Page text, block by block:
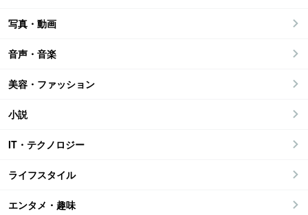
写真・動画
音声・音楽
美容・ファッション
小説
IT・テクノロジー
ライフスタイル
エンタメ・趣味